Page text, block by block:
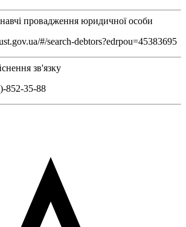
провадження юридичної особи
#/search-debtors?edrpou=45383695
зв'язку
852-35-88